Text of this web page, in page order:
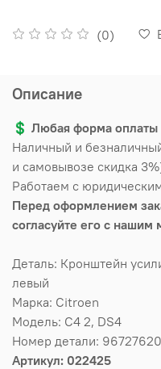
(0)
Описание
💲 Любая форма оплаты
Наличный и
и самовывозе скидка
Работаем с
Перед оформлением
согласуйте его с
Деталь: Кронштейн
левый
Марка: Citroen
Модель: C4 2, DS4
Номер детали:
Артикул: 022425